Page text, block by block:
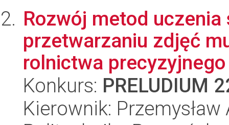
Rozwój metod uczenia
przetwarzaniu zdjęć
rolnictwa precyzyjnego
Konkurs: PRELUDIUM
Kierownik: